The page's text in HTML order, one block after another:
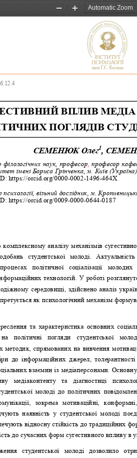
Zoom
Zoom
СЕМЕНЮК Олег1 ,
наук, професор, професор
імені Бориса Грінченка, м. Київ (Україна)
https://orcid.org/0000-0002-1496-464X
психології, вільний дослідник, м.
https://orcid.org/0009-0000-0644-0187
ВПЛИВ
ПОГЛЯДІВ
аналізу механізмів
студентської  молоді.
політичної  соціалізації
технологій. У роботі
середовищі, здійснено аналіз
як психологічний механізм
та  характеристика  основних
політичні  погляди  студентської
методик, спрямованих на вивчення
до  інформаційних  джерел,
взаємин із медіаперсонами.
медіаконтенту  та  діагностиці
молоді до політичних
зокрема  мотиваційні,
наявність  у  студентської  молоді
відносну стійкість до традиційних
до сучасних форм сугестивного впливу в
студентської  молоді
дозволило